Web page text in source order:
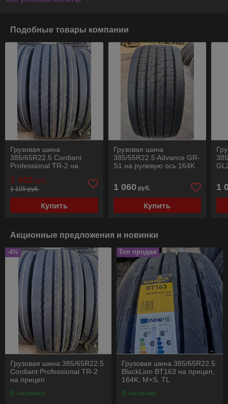
Подобные товары компании
Грузовая шина
385/65R22.5 Cordiant
Professional TR-2 на
1 062 руб.
1 105 руб.
Купить
Грузовая шина
385/55R22.5 Advance GR-
S1 на рулевую ось 164K
1 060 руб.
Купить
1
Акционные предложения и новинки
-4%
Грузовая шина 385/65R22.5
Cordiant Professional TR-2
на прицеп
В наличии
Топ продаж
Грузовая шина 385/65R22.5
BlackLion BT163 на прицеп,
164K, M+S, TL
В наличии